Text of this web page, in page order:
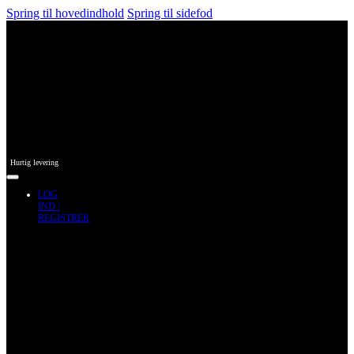
Spring til hovedindhold Spring til sidefod
Hurtig levering
LOG
IND /
REGISTRER